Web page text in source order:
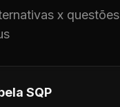
x questões
SQP